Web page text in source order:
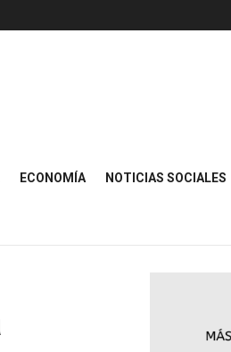
ECONOMÍA NOTICIAS SOCIALES